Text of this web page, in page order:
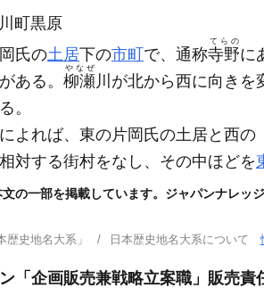
町黒原
氏の土居下の市町 で、通称寺野
てらの
に
ある。 柳瀬
やなぜ
川が北から西に向き
。
よれば、東の片岡氏の土居と西の
相対する街村をなし、その中ほどを
の一部を掲載しています。ジャパンナレッ
歴史地名大系」 日本歴史地名大系について
「企画販売兼戦略立案職」販売責